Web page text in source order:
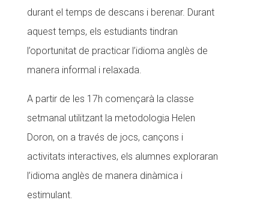
durant el temps de descans i berenar. Durant
aquest temps, els estudiants tindran
l’oportunitat de practicar l’idioma anglès de
manera informal i relaxada.
A partir de les 17h començarà la classe
setmanal utilitzant la metodologia Helen
Doron, on a través de jocs, cançons i
activitats interactives, els alumnes exploraran
l’idioma anglès de manera dinàmica i
estimulant.
COL·LABORA
Fes voluntariat
Fes un donatiu